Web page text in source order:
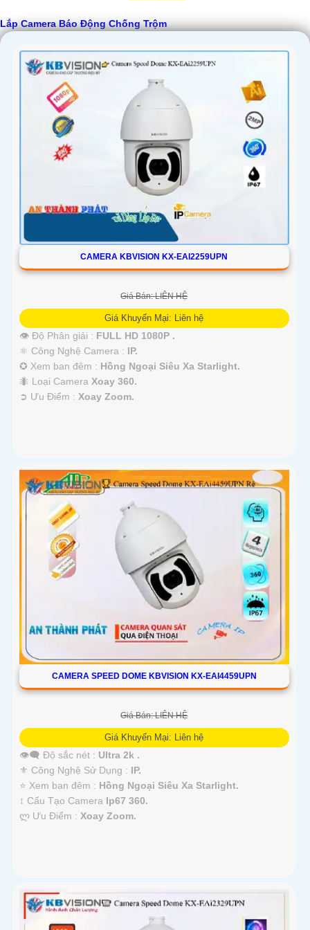
Lắp Camera Báo Động Chống Trộm
CAMERA KBVISION KX-EAI2259UPN
Giá Bán: LIÊN HỆ
Giá Khuyến Mại: Liên hệ
👁 Độ Phân giải : FULL HD 1080P .
⚛️ Công Nghệ Camera : IP.
✪ Xem ban đêm : Hồng Ngoại Siêu Xa Starlight.
🐜 Loại Camera Xoay 360.
️➲ Ưu Điểm : Xoay Zoom.
CAMERA SPEED DOME KBVISION KX-EAI4459UPN
Giá Bán: LIÊN HỆ
Giá Khuyến Mại: Liên hệ
👁️‍🗨 Độ sắc nét : Ultra 2k .
⚜️ Công Nghệ Sử Dụng : IP.
⭐ Xem ban đêm : Hồng Ngoại Siêu Xa Starlight.
↕️ Cấu Tạo Camera Ip67 360.
️ლ Ưu Điểm : Xoay Zoom.